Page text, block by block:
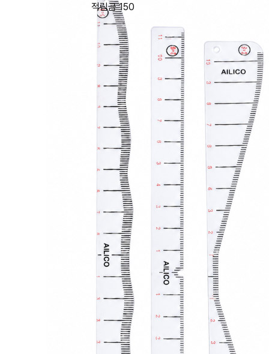
적립금 150